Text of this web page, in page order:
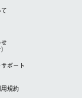
ポート
規約